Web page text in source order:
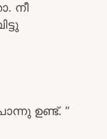
നീ
ഉണ്ട്. ”